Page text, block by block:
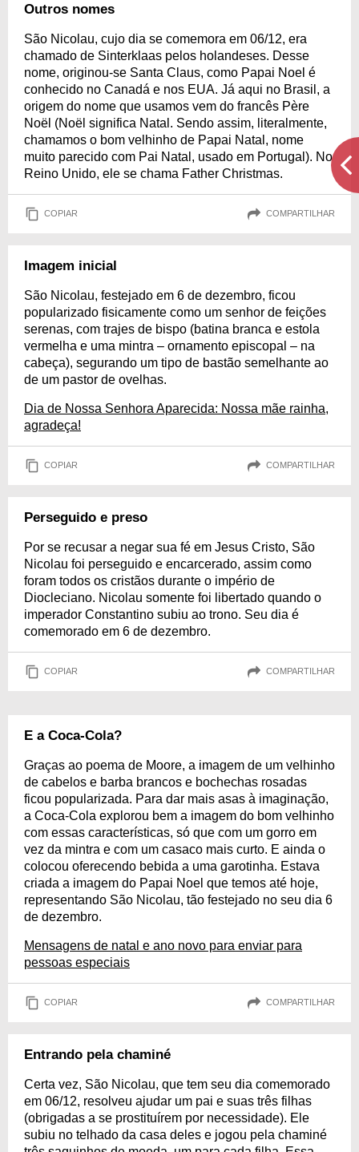
Outros nomes
São Nicolau, cujo dia se comemora em 06/12, era
chamado de Sinterklaas pelos holandeses. Desse
nome, originou-se Santa Claus, como Papai Noel é
conhecido no Canadá e nos EUA. Já aqui no Brasil, a
origem do nome que usamos vem do francês Père
Noël (Noël significa Natal. Sendo assim, literalmente,
chamamos o bom velhinho de Papai Natal, nome
muito parecido com Pai Natal, usado em Portugal). No
Reino Unido, ele se chama Father Christmas.
COPIAR COMPARTILHAR
Imagem inicial
São Nicolau, festejado em 6 de dezembro, ficou
popularizado fisicamente como um senhor de feições
serenas, com trajes de bispo (batina branca e estola
vermelha e uma mintra – ornamento episcopal – na
cabeça), segurando um tipo de bastão semelhante ao
de um pastor de ovelhas.
Dia de Nossa Senhora Aparecida: Nossa mãe rainha,
agradeça!
COPIAR COMPARTILHAR
Perseguido e preso
Por se recusar a negar sua fé em Jesus Cristo, São
Nicolau foi perseguido e encarcerado, assim como
foram todos os cristãos durante o império de
Diocleciano. Nicolau somente foi libertado quando o
imperador Constantino subiu ao trono. Seu dia é
comemorado em 6 de dezembro.
COPIAR COMPARTILHAR
E a Coca-Cola?
Graças ao poema de Moore, a imagem de um velhinho
de cabelos e barba brancos e bochechas rosadas
ficou popularizada. Para dar mais asas à imaginação,
a Coca-Cola explorou bem a imagem do bom velhinho
com essas características, só que com um gorro em
vez da mintra e com um casaco mais curto. E ainda o
colocou oferecendo bebida a uma garotinha. Estava
criada a imagem do Papai Noel que temos até hoje,
representando São Nicolau, tão festejado no seu dia 6
de dezembro.
Mensagens de natal e ano novo para enviar para
pessoas especiais
COPIAR COMPARTILHAR
Entrando pela chaminé
Certa vez, São Nicolau, que tem seu dia comemorado
em 06/12, resolveu ajudar um pai e suas três filhas
(obrigadas a se prostituírem por necessidade). Ele
subiu no telhado da casa deles e jogou pela chaminé